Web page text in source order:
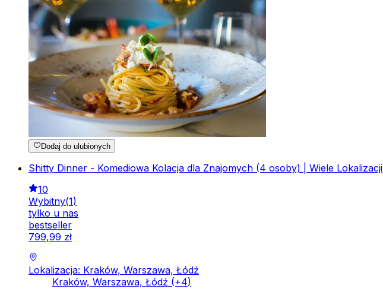
Dodaj do ulubionych
Shitty Dinner - Komediowa Kolacja dla Znajomych (4 osoby) | Wiele Lokalizacji
10
Wybitny(1)
tylko u nas
bestseller
799,99 zł
Lokalizacja: Kraków, Warszawa, Łódź
Kraków, Warszawa, Łódź (+4)